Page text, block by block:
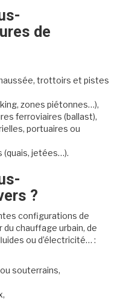
de
trottoirs et pistes
zones piétonnes…),
ferroviaires (ballast),
portuaires ou
jetées…).
?
configurations de
du chauffage urbain, de
ou d’électricité… :
souterrains,